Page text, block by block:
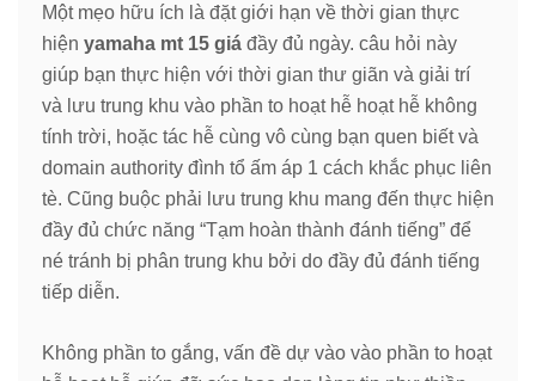
Một mẹo hữu ích là đặt giới hạn về thời gian thực
hiện yamaha mt 15 giá đầy đủ ngày. câu hỏi này
giúp bạn thực hiện với thời gian thư giãn và giải trí
và lưu trung khu vào phần to hoạt hễ hoạt hễ không
tính trời, hoặc tác hễ cùng vô cùng bạn quen biết và
domain authority đình tổ ấm áp 1 cách khắc phục liên
tè. Cũng buộc phải lưu trung khu mang đến thực hiện
đầy đủ chức năng “Tạm hoàn thành đánh tiếng” để
né tránh bị phân trung khu bởi do đầy đủ đánh tiếng
tiếp diễn.
Không phần to gắng, vấn đề dự vào vào phần to hoạt